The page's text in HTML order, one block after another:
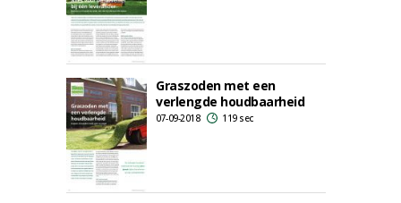
Graszoden met een
verlengde houdbaarheid
07-09-2018 119 sec